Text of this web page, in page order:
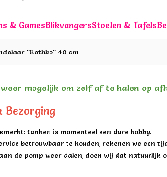
& GamesBlikvangersStoelen & Tafels
"Rothko" 40 cm
mogelijk om zelf af te halen op
Bezorging
tanken is momenteel een dure hobby.
betrouwbaar te houden, rekenen we een
de pomp weer dalen, doen wij dat natuurlijk